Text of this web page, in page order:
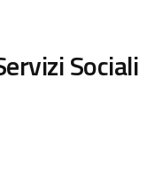
Sociali